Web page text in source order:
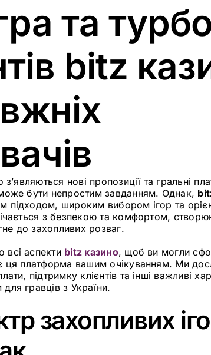
та
bitz
з’являються нові пропозиції та гральні
бути непростим завданням. Однак,
підходом, широким вибором ігор та
з безпекою та комфортом,
до захопливих розваг.
всі аспекти bitz казино, щоб ви могли
ця платформа вашим очікуванням. Ми
підтримку клієнтів та інші важливі
гравців з України.
захопливих